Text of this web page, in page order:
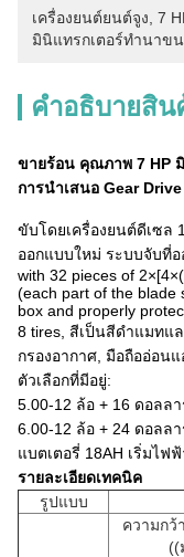
เครื่องยนต์ยนต์จูง 7
มินิแทรกเตอร์ทํานาข
คําอธิบายสิน
ขายร้อน คุณภาพ 7 HP
การนําเสนอ Gear
ขับโดยเครื่องยนต์ดีเซล
ออกแบบใหม่ ระบบจับที่
with 32 pieces of
(each part of the blade
box and properly
8 tires, สีเป็นสีดําแมทแ
กรองอากาศ, มือถืออ่อ
ตัวเลือกที่มีอยู่:
5.00-12 ล้อ + 16 ดอลล
6.00-12 ล้อ + 24 ดอลล
แบตเตอรี่ 18AH เริ่มไฟ
รายละเอียดเทคนิค
รูปแบบ
ความกว้
((